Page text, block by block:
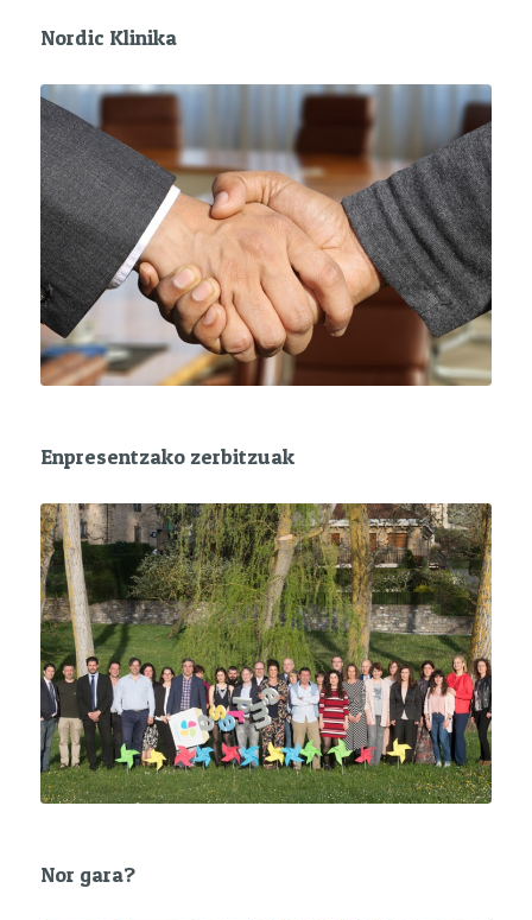
Nordic Klinika
Enpresentzako zerbitzuak
Nor gara?